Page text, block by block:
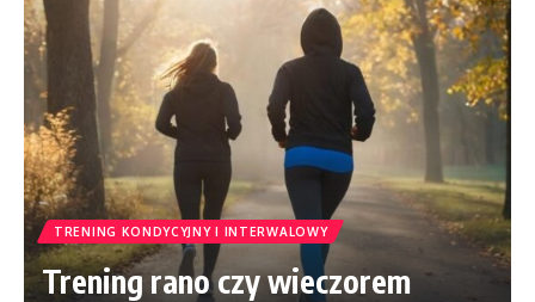
TRENING KONDYCYJNY I INTERWALOWY
Trening rano czy wieczorem